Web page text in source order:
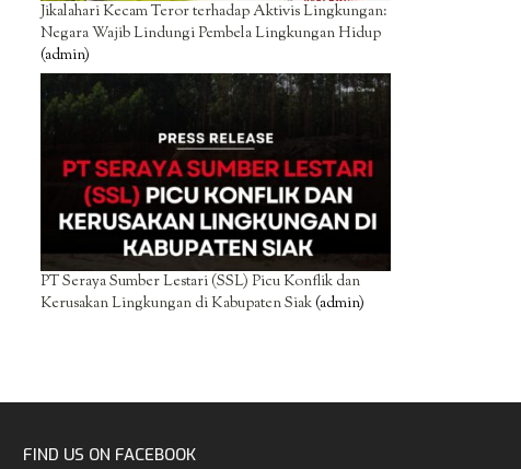
Jikalahari Kecam Teror terhadap Aktivis Lingkungan:
Negara Wajib Lindungi Pembela Lingkungan Hidup
(admin)
PT Seraya Sumber Lestari (SSL) Picu Konflik dan
Kerusakan Lingkungan di Kabupaten Siak(admin)
FIND US ON FACEBOOK